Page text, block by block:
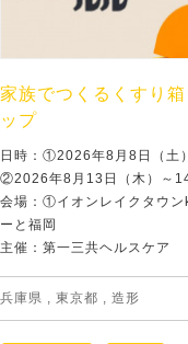
家族でつくるくすり箱
ップ
日時：①2026年8月8日（土
②2026年8月13日（木）～14
会場：①イオンレイクタウ
ーと福岡
主催：第一三共ヘルスケア
兵庫県 , 東京都 , 造形